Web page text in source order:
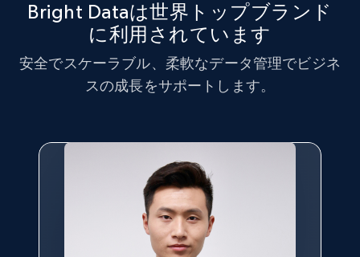
X (formerly Twitter) - Posts - Getting x
posts by array of profiles
ID, User posted, Name, Description, Date
Bright Dataは世界トップブランド
に利用されています
安全でスケーラブル、柔軟なデータ管理でビジネ
スの成長をサポートします。